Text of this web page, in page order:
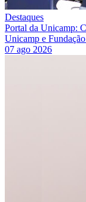
Destaques
Portal da Unicamp:
Unicamp e Fundação
07 ago 2026